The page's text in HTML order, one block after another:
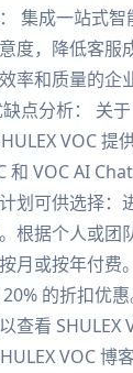
集成一站式智
度，降低客服
率和质量的企
点分析： 关
VOC 提
和 VOC AI
划可供选择：
根据个人或团
月或按年付费
的折扣优
查看 SHULEX
VOC 博